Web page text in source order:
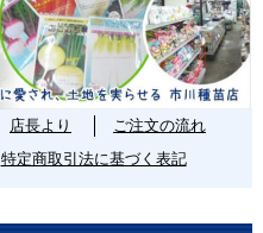
店長より
ご注文の流れ
特定商取引法に基づく表記